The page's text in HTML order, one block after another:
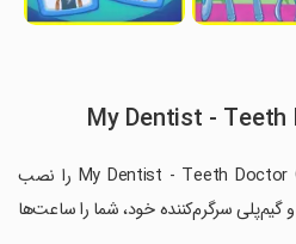
My Dentist - Teeth
آیا تا کنون بازی My Dentist - Teeth Doctor Game Dentist را نصب
گیم‌پلی سرگرم‌کننده خود، شما را ساعت‌ها